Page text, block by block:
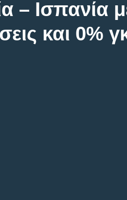
– Ισπανία
και 0%